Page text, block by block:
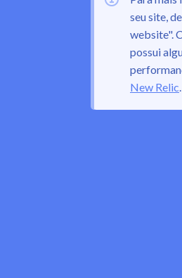
seu site,
website".
possui
New Relic.